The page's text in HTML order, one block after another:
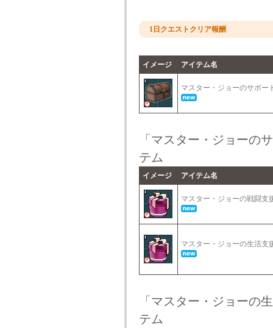
1日クエストクリア報酬
イメージ アイテム名
マスター・ジョーのサポ
「マスター・ジョーの
テム
イメージ アイテム名
マスター・ジョーの戦闘
マスター・ジョーの生活
「マスター・ジョーの
テム